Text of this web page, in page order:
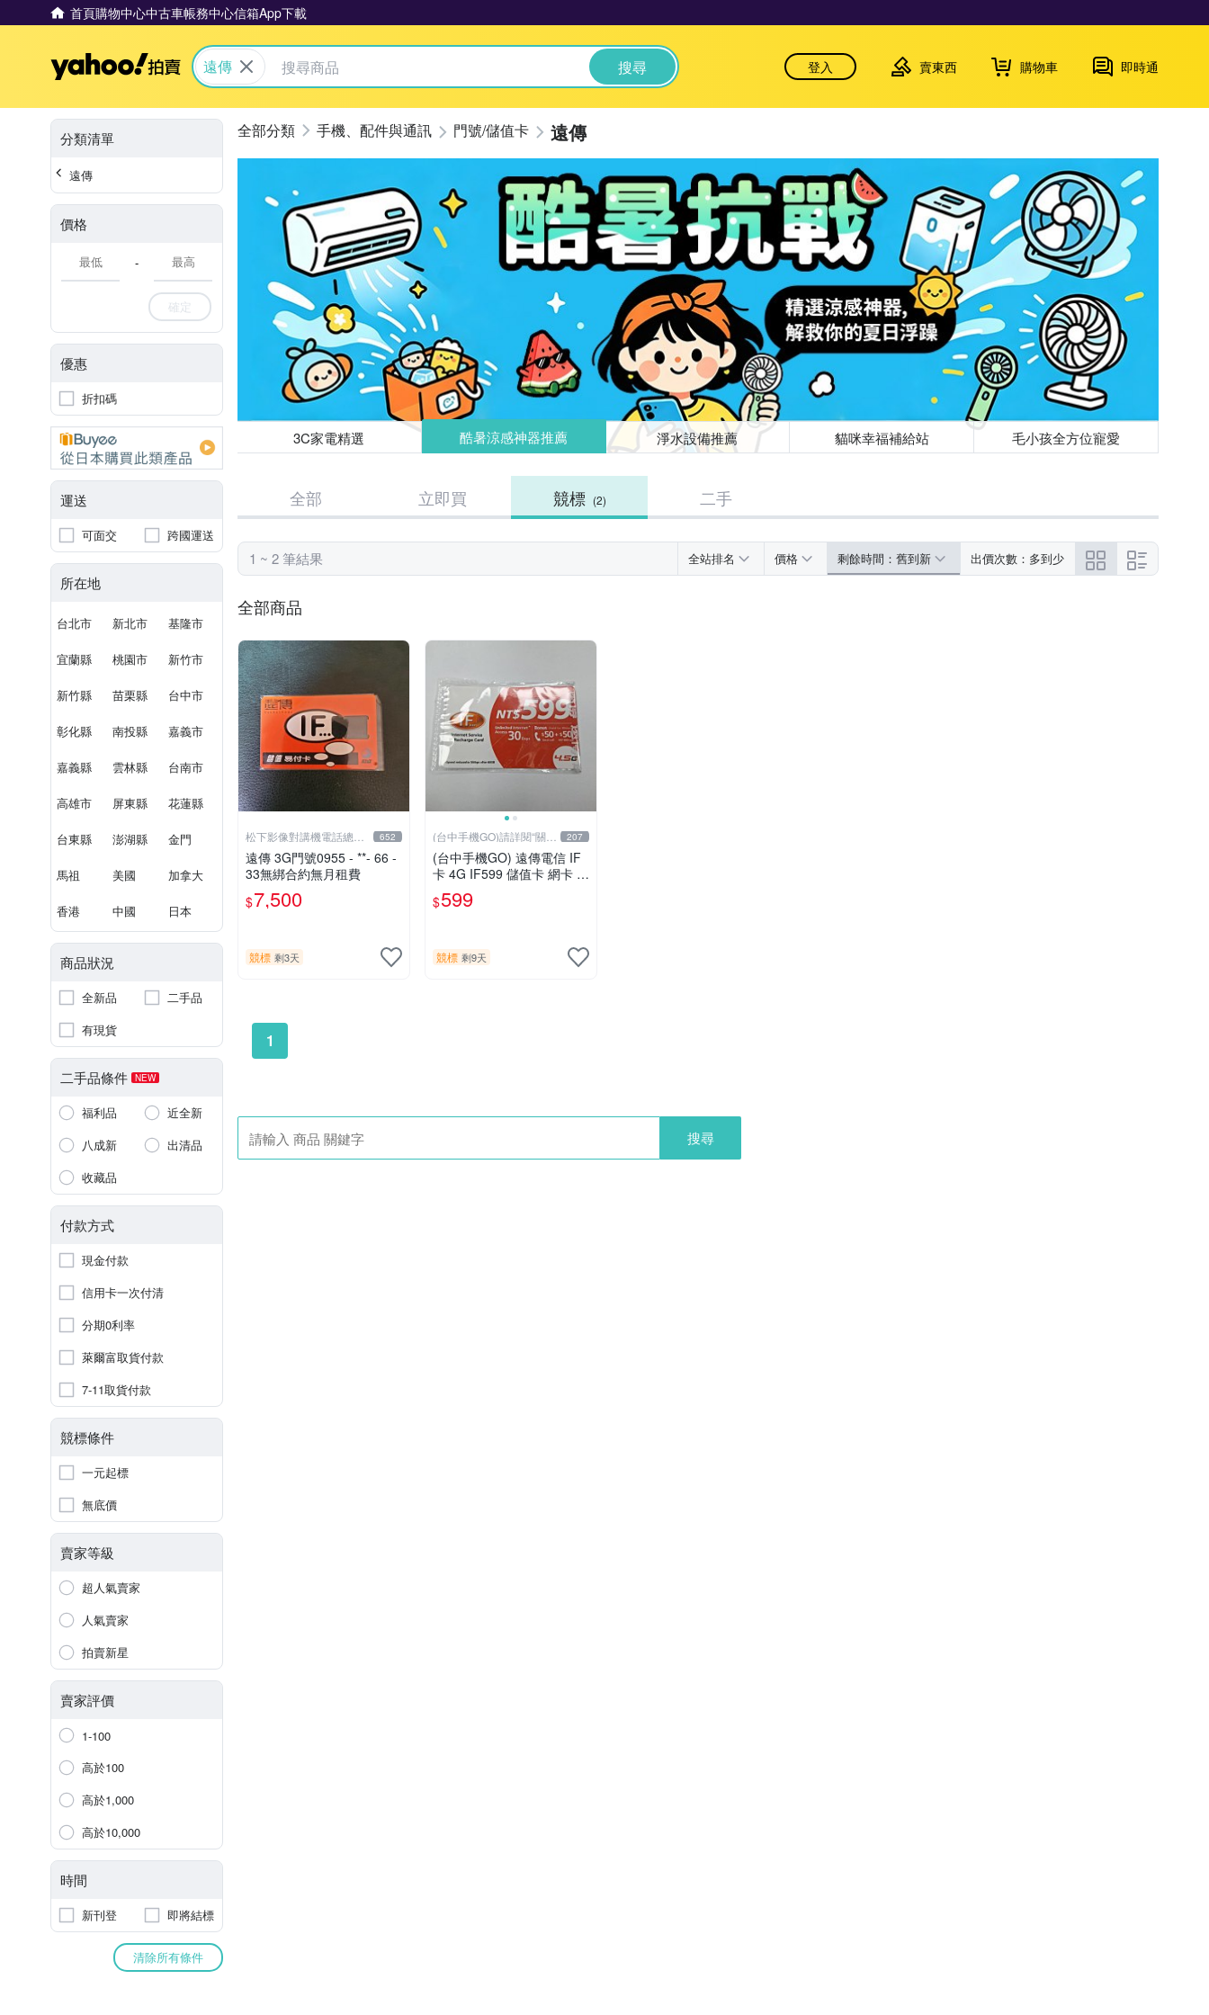
首頁購物中心中古車帳務中心信箱App下載
Yahoo拍賣
遠傳 搜尋 登入 賣東西 購物車 即時通
分類清單
遠傳
價格
-
確定
優惠
折扣碼
運送
可面交 跨國運送
所在地
台北市 新北市 基隆市
宜蘭縣 桃園市 新竹市
新竹縣 苗栗縣 台中市
彰化縣 南投縣 嘉義市
嘉義縣 雲林縣 台南市
高雄市 屏東縣 花蓮縣
台東縣 澎湖縣 金門
馬祖 美國 加拿大
香港 中國 日本
商品狀況
全新品
二手品
有現貨
二手品條件 NEW
福利品
近全新
八成新
出清品
收藏品
付款方式
現金付款
信用卡一次付清
分期0利率
萊爾富取貨付款
7-11取貨付款
競標條件
一元起標
無底價
賣家等級
超人氣賣家
人氣賣家
拍賣新星
賣家評價
1-100
高於100
高於1,000
高於10,000
時間
新刊登 即將結標
清除所有條件
手機、配件與通訊 門號/儲值卡 遠傳
3C家電精選 酷暑涼感神器推薦 淨水設備推薦 貓咪幸福補給站 毛小孩全方位寵愛
全部 立即買 競標 (2) 二手
1 ~ 2 筆結果 全站排名 價格 剩餘時間：舊到新 出價次數：多到少
全部商品
松下影像對講機電話總機
專賣店1
652
遠傳 3G門號0955 - **- 66 -
33無綁合約無月租費
$7,500
競標 剩3天
(台中手機GO)請詳閱“關於
我
207
(台中手機GO) 遠傳電信 IF
卡 4G IF599 儲值卡 網卡 3
0天 （限外籍人士號碼專
用！
$599
競標 剩9天
1
搜尋